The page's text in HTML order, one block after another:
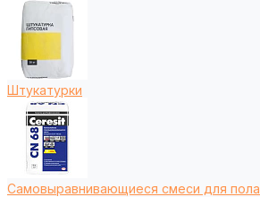
Штукатурки
Самовыравнивающиеся смеси для пола